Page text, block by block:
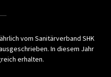
vom Sanitärverband SHK
In diesem Jahr
erhalten.